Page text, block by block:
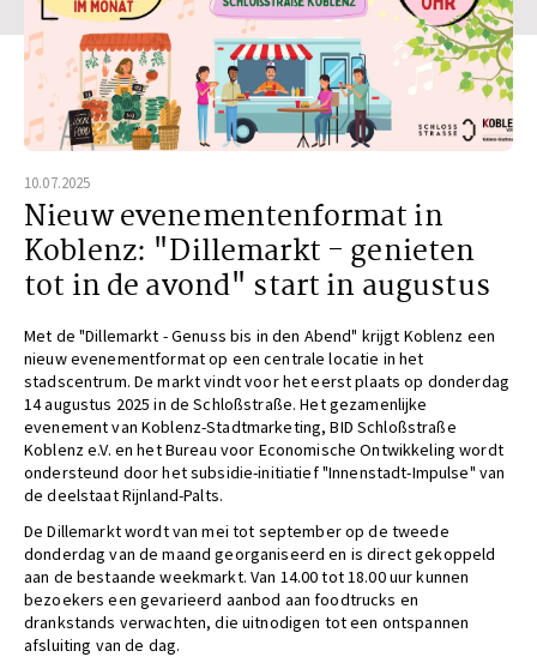
10.07.2025
Nieuw evenementenformat in
Koblenz: "Dillemarkt - genieten
tot in de avond" start in augustus
Met de "Dillemarkt - Genuss bis in den Abend" krijgt Koblenz een
nieuw evenementformat op een centrale locatie in het
stadscentrum. De markt vindt voor het eerst plaats op donderdag
14 augustus 2025 in de Schloßstraße. Het gezamenlijke
evenement van Koblenz-Stadtmarketing, BID Schloßstraße
Koblenz e.V. en het Bureau voor Economische Ontwikkeling wordt
ondersteund door het subsidie-initiatief "Innenstadt-Impulse" van
de deelstaat Rijnland-Palts.
De Dillemarkt wordt van mei tot september op de tweede
donderdag van de maand georganiseerd en is direct gekoppeld
aan de bestaande weekmarkt. Van 14.00 tot 18.00 uur kunnen
bezoekers een gevarieerd aanbod aan foodtrucks en
drankstands verwachten, die uitnodigen tot een ontspannen
afsluiting van de dag.